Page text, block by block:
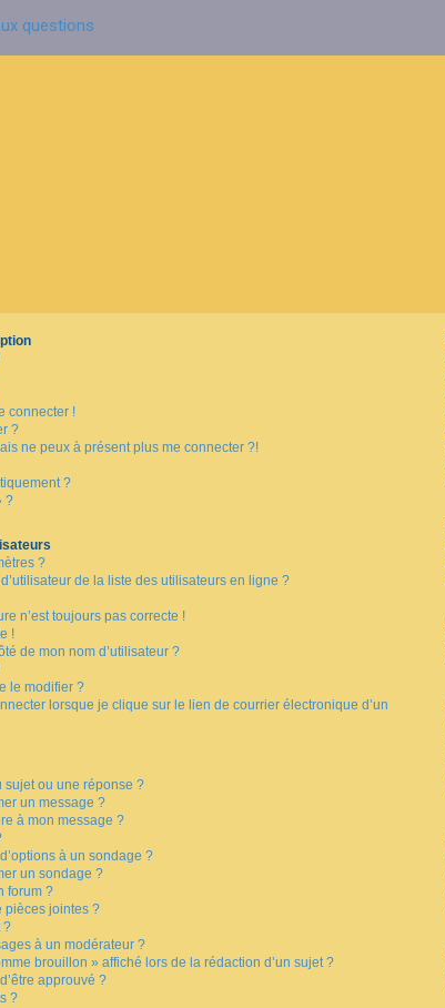
questions
connecter !
?
ne peux à présent plus me connecter ?!
?
?
?
de la liste des utilisateurs en ligne ?
n’est toujours pas correcte !
!
de mon nom d’utilisateur ?
le modifier ?
lorsque je clique sur le lien de courrier électronique d’un
ou une réponse ?
un message ?
à mon message ?
à un sondage ?
un sondage ?
forum ?
pièces jointes ?
?
à un modérateur ?
brouillon » affiché lors de la rédaction d’un sujet ?
approuvé ?
?